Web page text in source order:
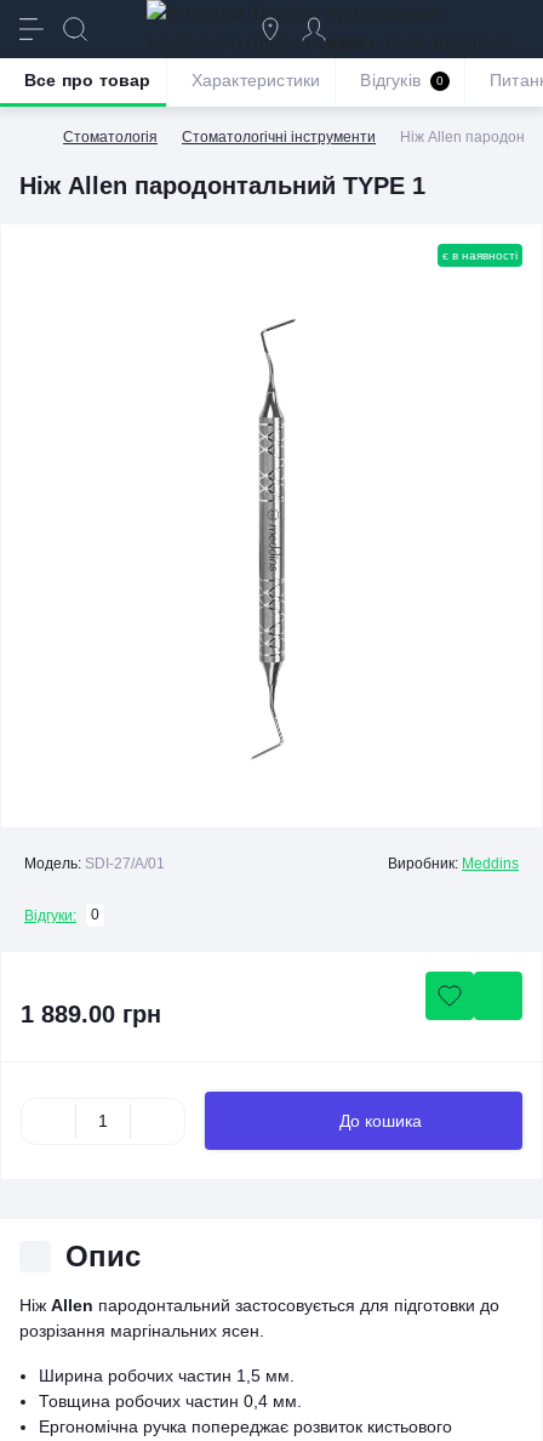
якість та бездоганне
обслуговування
Стоматологія Стоматологічні інструменти Ніж Allen
Ніж Allen пародонтальний TYPE 1
Все про товар Характеристики Відгуків 0
є в наявності
Модель: SDI-27/A/01 Виробник: Meddins
Відгуки: 0
1 889.00 грн
До кошика
Опис
Ніж Allen пародонтальний застосовується для підготовки до
розрізання маргінальних ясен.
Ширина робочих частин 1,5 мм.
Товщина робочих частин 0,4 мм.
Ергономічна ручка попереджає розвиток кистьового